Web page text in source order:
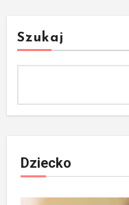
Szukaj
Dziecko